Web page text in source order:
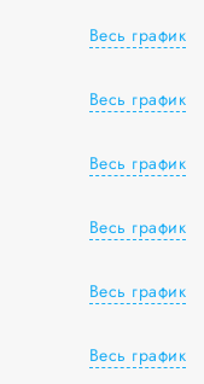
Весь график
Весь график
Весь график
Весь график
Весь график
Весь график